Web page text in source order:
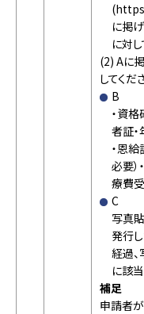
に掲
に対
(2) Aに
してくだ
B
・資
者証
・恩
必要
療費
C
写真
発行
経過
に該
補足
申請者